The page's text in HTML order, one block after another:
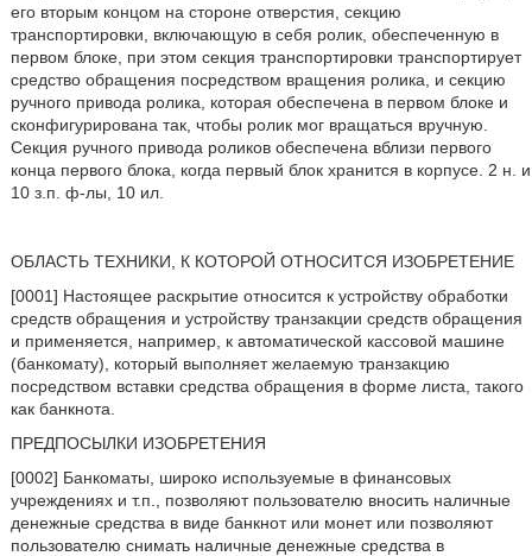
его вторым концом на стороне отверстия, секцию
транспортировки, включающую в себя ролик, обеспеченную в
первом блоке, при этом секция транспортировки транспортирует
средство обращения посредством вращения ролика, и секцию
ручного привода ролика, которая обеспечена в первом блоке и
сконфигурирована так, чтобы ролик мог вращаться вручную.
Секция ручного привода роликов обеспечена вблизи первого
конца первого блока, когда первый блок хранится в корпусе. 2 н. и
10 з.п. ф-лы, 10 ил.
ОБЛАСТЬ ТЕХНИКИ, К КОТОРОЙ ОТНОСИТСЯ ИЗОБРЕТЕНИЕ
[0001] Настоящее раскрытие относится к устройству обработки
средств обращения и устройству транзакции средств обращения
и применяется, например, к автоматической кассовой машине
(банкомату), который выполняет желаемую транзакцию
посредством вставки средства обращения в форме листа, такого
как банкнота.
ПРЕДПОСЫЛКИ ИЗОБРЕТЕНИЯ
[0002] Банкоматы, широко используемые в финансовых
учреждениях и т.п., позволяют пользователю вносить наличные
денежные средства в виде банкнот или монет или позволяют
пользователю снимать наличные денежные средства в